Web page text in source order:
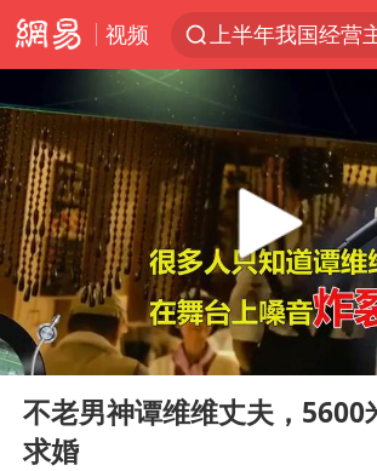
视频
上海有出现龙卷
白海豚逼近浙闽
Play
00:00
不老男神谭维维丈夫，5600
求婚